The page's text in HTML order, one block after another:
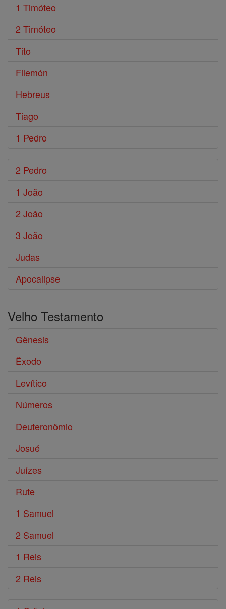
1 Timóteo
2 Timóteo
Tito
Filemón
Hebreus
Tiago
1 Pedro
2 Pedro
1 João
2 João
3 João
Judas
Apocalipse
Velho Testamento
Gênesis
Êxodo
Levítico
Números
Deuteronômio
Josué
Juízes
Rute
1 Samuel
2 Samuel
1 Reis
2 Reis